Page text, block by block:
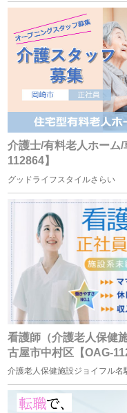
（５） 国の機関もしく
者が法令の定める事務
がある場合であって、
該事務の遂行に支障を
（６） 業務を円滑に遂
範囲内で個人情報の取
個人情報の共同利用
当社は、お客様から取
ループ会社間で共同利
共同利用するものの範囲
・株式会社F.T.S
・株式会社フォーテッ
共同利用する個人情報
従業員員や登録スタッ
・人事労務管理に関わ
う際に、当社グループ
おいて使用するため
介護士/有料老人ホーム
112864】
グッドライフスタイルさらい
看護師（介護老人保健
古屋市中村区【OAG-
介護老人保健施設ジョイフル名